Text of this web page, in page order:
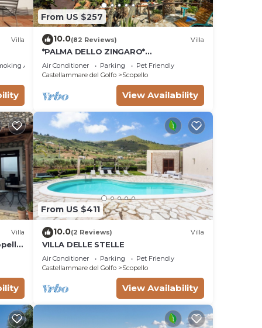
Villa
Area
From US $257
10.0(82 Reviews) Villa
*PALMA DELLO ZINGARO*
SPECTACULAR VIEW *SPA* *HEATED
POOL*
Air Conditioner Parking
Pet Friendly
Castellammare del Golfo
Scopello
View Availability
Villa
From US $411
10.0(2 Reviews) Villa
VILLA DELLE STELLE
Air Conditioner Parking
Pet Friendly
Castellammare del Golfo
Scopello
View Availability